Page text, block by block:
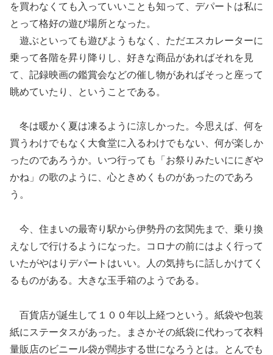
を買わなくても入っていいことも知って、デパートは私に
とって格好の遊び場所となった。
遊ぶといっても遊びようもなく、ただエスカレーターに
乗って各階を昇り降りし、好きな商品があればそれを見
て、記録映画の鑑賞会などの催し物があればそっと座って
眺めていたり、ということである。
冬は暖かく夏は凍るように涼しかった。今思えば、何を
買うわけでもなく大食堂に入るわけでもない、何が楽しか
ったのであろうか。いつ行っても「お祭りみたいににぎや
かね」の歌のように、心ときめくものがあったのであろ
う。
今、住まいの最寄り駅から伊勢丹の玄関先まで、乗り換
えなしで行けるようになった。コロナの前にはよく行って
いたがやはりデパートはいい。人の気持ちに話しかけてく
るものがある。大きな玉手箱のようである。
百貨店が誕生して１００年以上経つという。紙袋や包装
紙にステータスがあった。まさかその紙袋に代わって衣料
量販店のビニール袋が闊歩する世になろうとは。とんでも